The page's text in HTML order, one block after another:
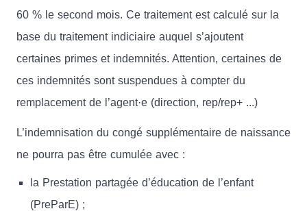
60 % le second mois. Ce traitement est calculé sur la
base du traitement indiciaire auquel s’ajoutent
certaines primes et indemnités. Attention, certaines de
ces indemnités sont suspendues à compter du
remplacement de l’agent·e (direction, rep/rep+ ...)
L’indemnisation du congé supplémentaire de naissance
ne pourra pas être cumulée avec :
la Prestation partagée d’éducation de l’enfant
(PreParE) ;